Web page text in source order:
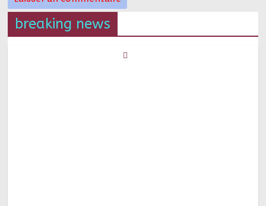
breaking news